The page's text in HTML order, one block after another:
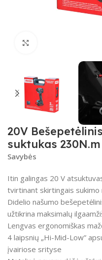
20V
suktukas 230N.m
Savybės
Itin galingas 20 V
tvirtinant skirtingais sukimo
Didelio našumo
užtikrina maksimalų
Lengvas ergonomiškas
4 laipsnių „Hi-Mid-Low”
įvairiose srityse